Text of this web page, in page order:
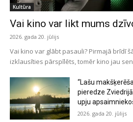
Kultūra
Vai kino var likt mums
2026. gada 20. jūlijs
Vai kino var glābt pasauli? Pirmajā brīdī
izklausīties pārspīlēts, tomēr kino jau
“Lašu
pieredze
upju
2026. gada 20. jūlijs